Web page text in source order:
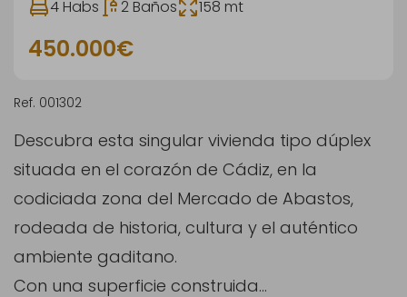
4 Habs 2 Baños 158 mt
450.000€
Ref. 001302
Descubra esta singular vivienda tipo dúplex
situada en el corazón de Cádiz, en la
codiciada zona del Mercado de Abastos,
rodeada de historia, cultura y el auténtico
ambiente gaditano.
Con una superficie construida...